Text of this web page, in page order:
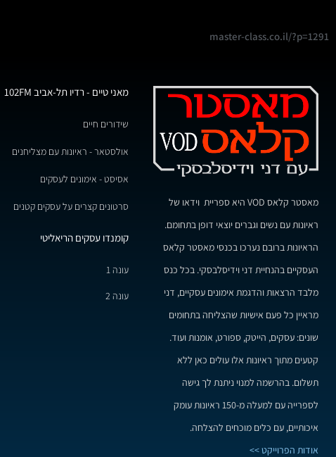
master-class.co.il/?p=1291
מאסטר קלאס VOD היא ספריית וידאו של
ראיונות עם נשים וגברים יוצאי דופן בתחומם.
הראיונות ברובם נערכו בכנסי מאסטר קלאס
העסקיים בהנחיית דני וידיסלבסקי. בכל כנס
מלבד הרצאות והדגמת אימונים עסקיים, דני
מראיין כל פעם אישיות שהצליחה בתחומים
שונים: עסקים, הייטק, ספורט, אומנות ועוד.
קטעים מתוך ראיונות אלו עולים כאן ללא
תשלום. בהרשמה למנוי ניתנת לך גישה
לספרייה עם למעלה מ-150 ראיונות עומק
איכותיים, עם כלים מוכחים להצלחה.
אודות הפרוייקט >>
מאני טיים - רדיו תל-אביב 102FM
שידורים חיים
אולסטאר - ראיונות עם מצליחנים
אסיסט - אימונים לעסקים
סרטונים קצרים על עסקים קטנים
קומנדו עסקים הריאליטי
עונה 1
עונה 2